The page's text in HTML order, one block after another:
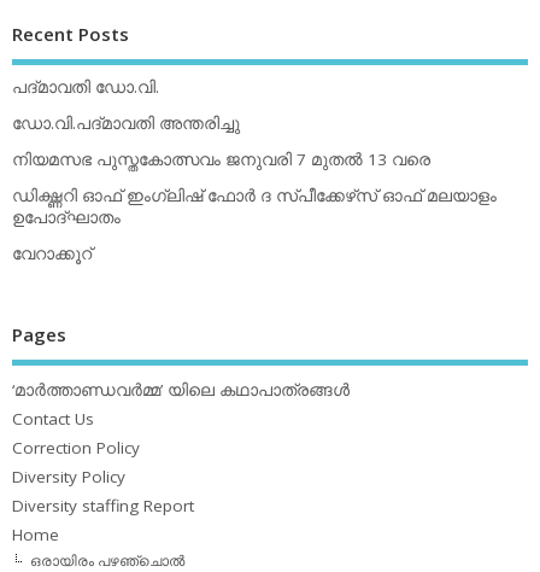
Recent Posts
പദ്മാവതി ഡോ.വി.
ഡോ.വി.പദ്മാവതി അന്തരിച്ചു
നിയമസഭ പുസ്തകോത്സവം ജനുവരി 7 മുതല്‍ 13 വരെ
ഡിക്ഷ്ണറി ഓഫ് ഇംഗ്ലിഷ് ഫോര്‍ ദ സ്പീക്കേഴ്‌സ് ഓഫ് മലയാളം
ഉപോദ്ഘാതം
വേറാക്കൂറ്
Pages
‘മാര്‍ത്താണ്ഡവര്‍മ്മ’ യിലെ കഥാപാത്രങ്ങള്‍
Contact Us
Correction Policy
Diversity Policy
Diversity staffing Report
Home
ഒരായിരം പഴഞ്ചൊല്‍